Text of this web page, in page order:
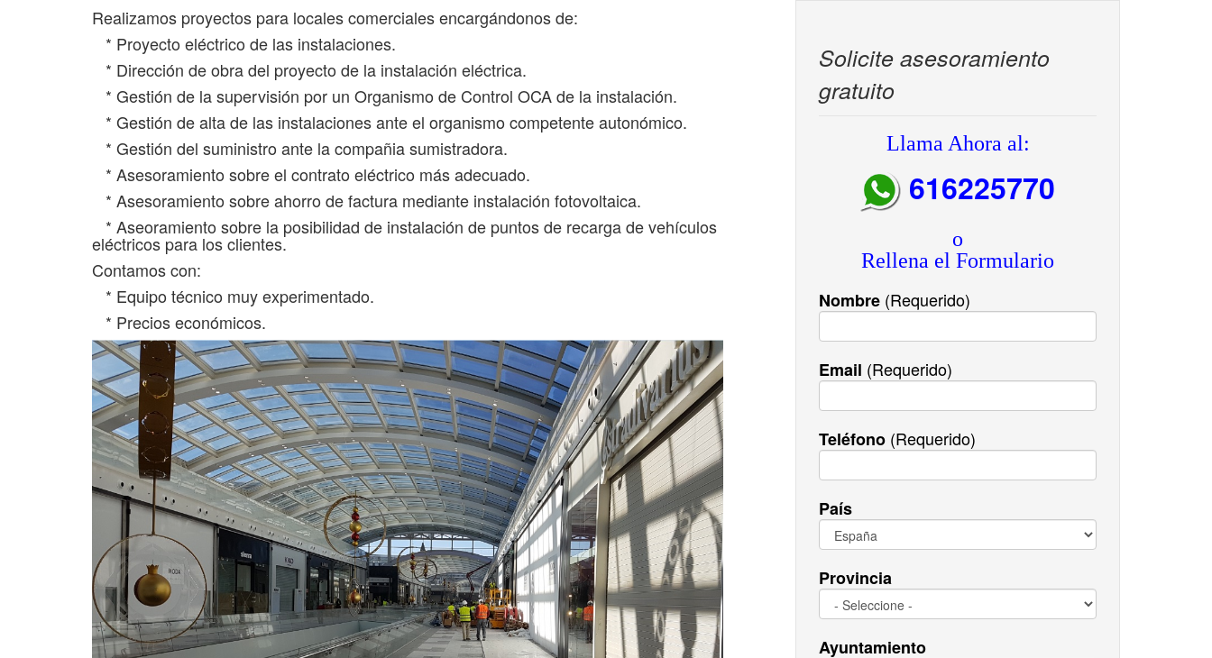
Realizamos proyectos para locales comerciales encargándonos de:
* Proyecto eléctrico de las instalaciones.
* Dirección de obra del proyecto de la instalación eléctrica.
* Gestión de la supervisión por un Organismo de Control OCA de la instalación.
* Gestión de alta de las instalaciones ante el organismo competente autonómico.
* Gestión del suministro ante la compañia sumistradora.
* Asesoramiento sobre el contrato eléctrico más adecuado.
* Asesoramiento sobre ahorro de factura mediante instalación fotovoltaica.
* Aseoramiento sobre la posibilidad de instalación de puntos de recarga de vehículos
eléctricos para los clientes.
Contamos con:
* Equipo técnico muy experimentado.
* Precios económicos.
Solicite asesoramiento
gratuito
Llama Ahora al:
616225770
o
Rellena el Formulario
Nombre (Requerido)
Email (Requerido)
Teléfono (Requerido)
País
Provincia
Ayuntamiento